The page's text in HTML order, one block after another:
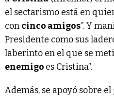
el sectarismo está en
con cinco amigos”. Y
Presidente como sus
laberinto en el que se
enemigo es Cristina”.
Además, se apoyó sobre